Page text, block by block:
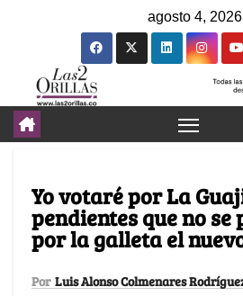
agosto 4, 2026
Yo votaré por La
pendientes que no
por la galleta el
Por Luis Alonso Colmenares